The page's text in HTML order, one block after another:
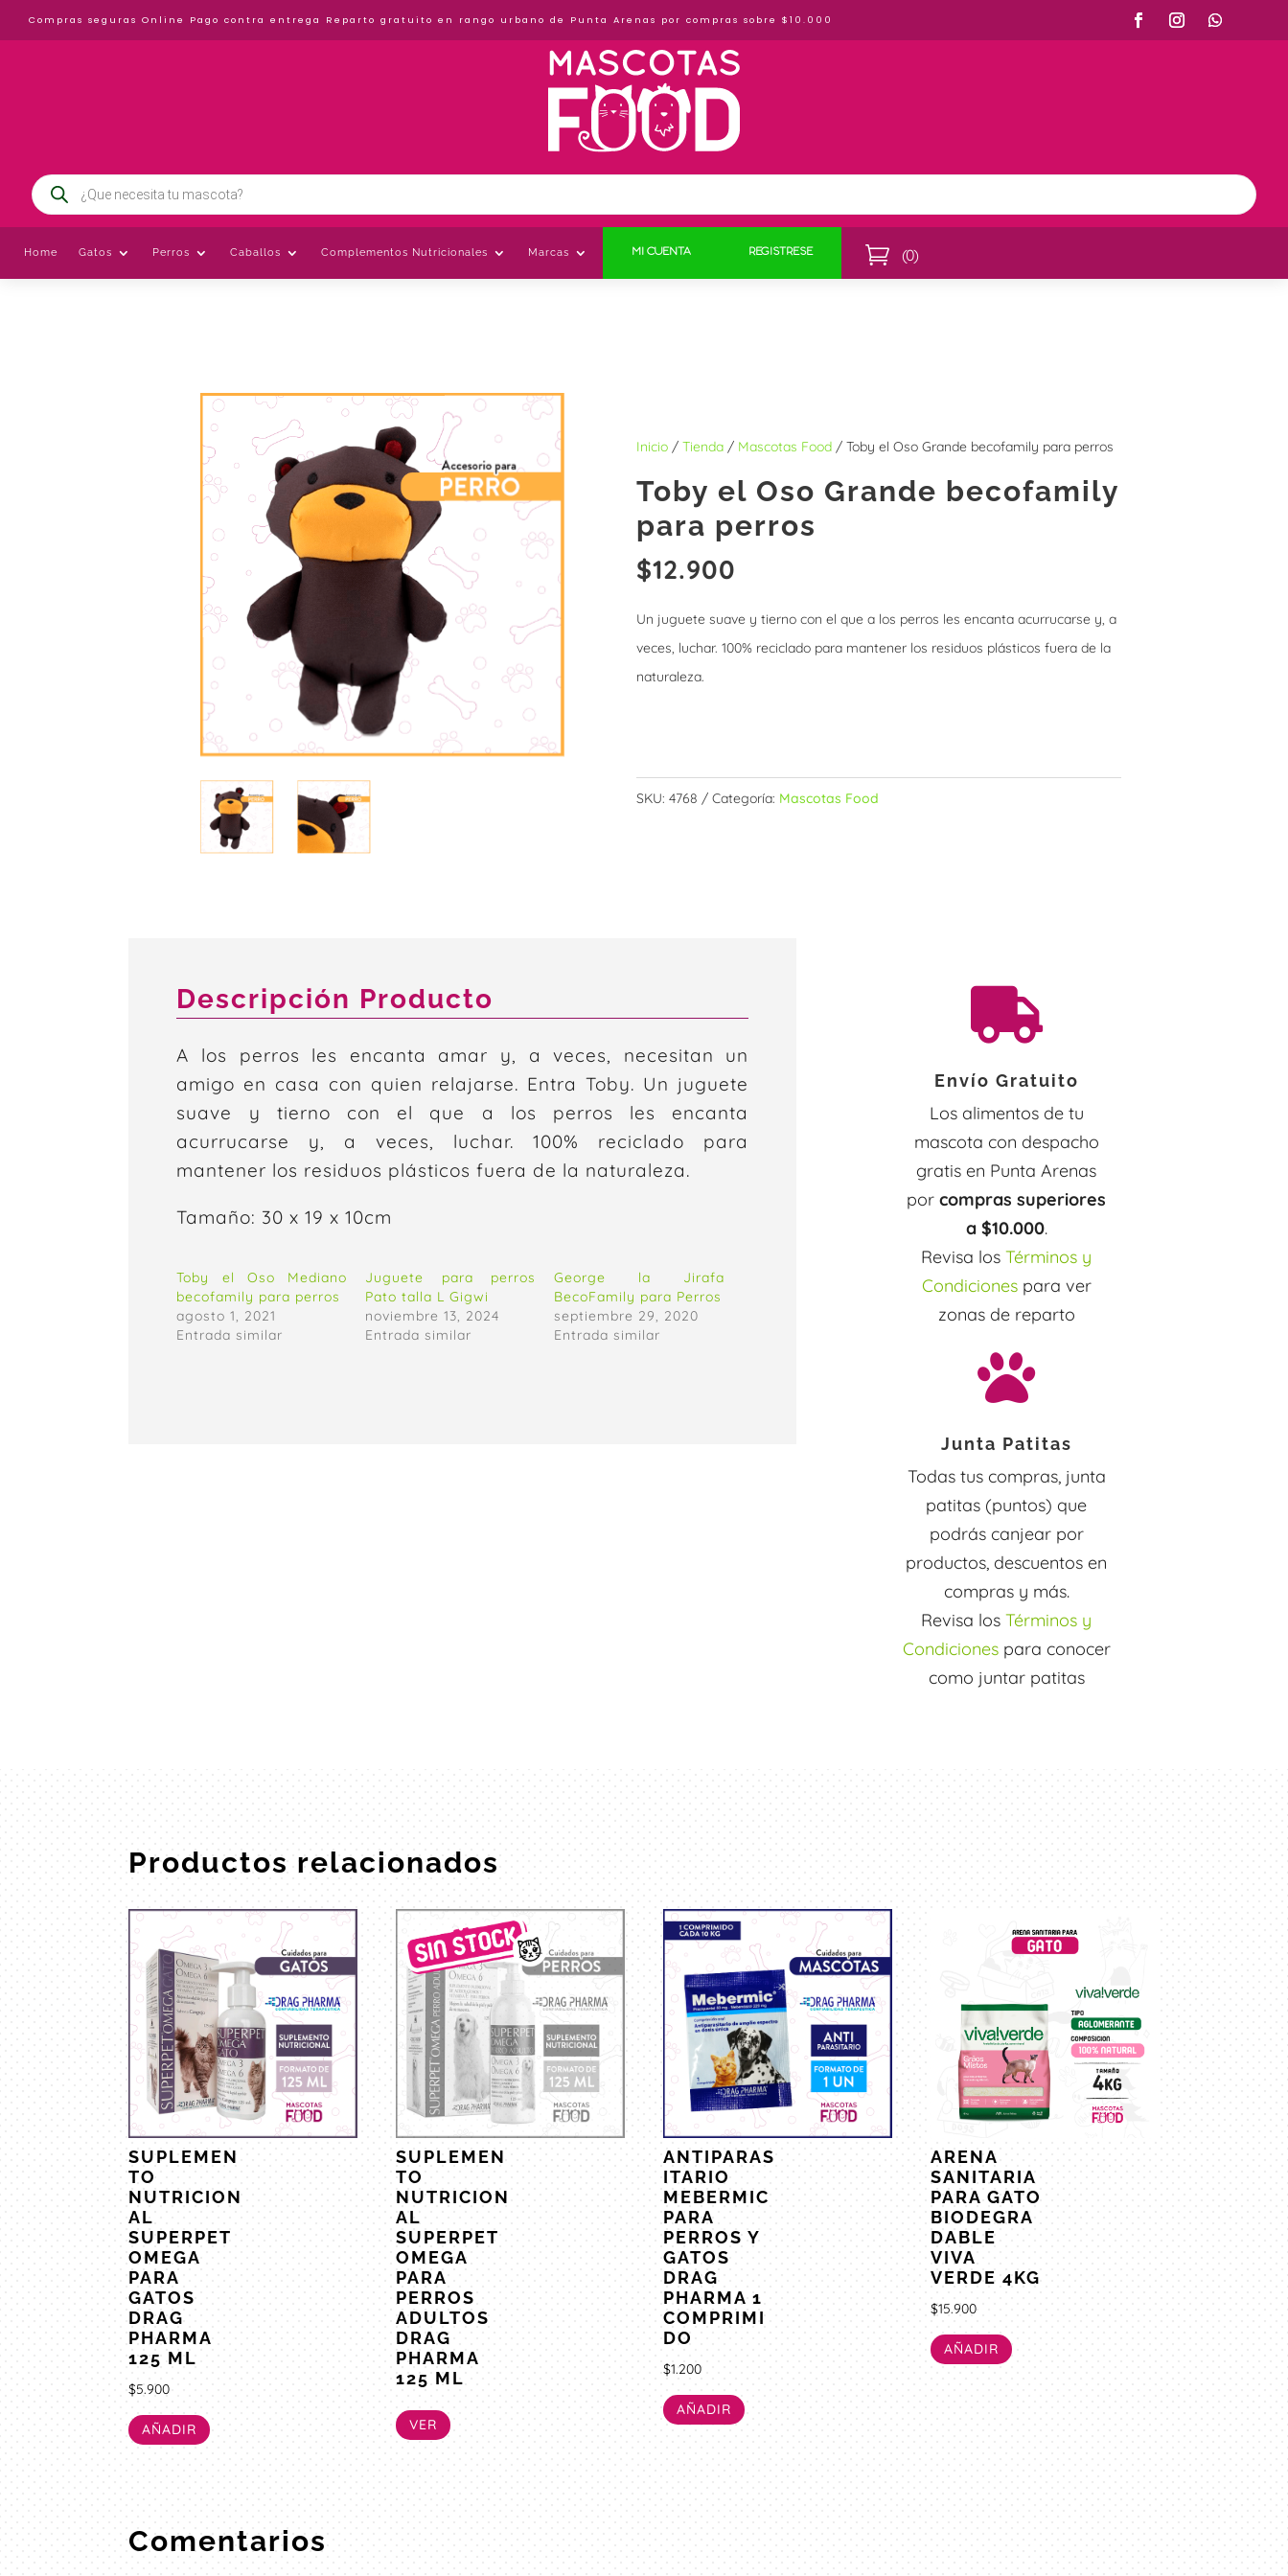
Compras seguras Online Pago contra entrega Reparto gratuito en rango urbano de Punta Arenas por compras sobre $10.000
Búsqueda
de
productos
Home Gatos Perros Caballos Complementos Nutricionales Marcas MI CUENTA REGISTRESE  (0)
Inicio /Tienda / Mascotas Food / Toby el Oso Grande becofamily para perros
Toby el Oso Grande becofamily
para perros
$12.900
Un juguete suave y tierno con el que a los perros les encanta acurrucarse y, a
veces, luchar. 100% reciclado para mantener los residuos plásticos fuera de la
naturaleza.
SKU:4768 Categoría: Mascotas Food
Descripción Producto
A los perros les encanta amar y, a veces, necesitan un
amigo en casa con quien relajarse. Entra Toby. Un juguete
suave y tierno con el que a los perros les encanta
acurrucarse y, a veces, luchar. 100% reciclado para
mantener los residuos plásticos fuera de la naturaleza.
Tamaño: 30 x 19 x 10cm
Toby el Oso Mediano
becofamily para perros
agosto 1, 2021
Entrada similar
Juguete para perros
Pato talla L Gigwi
noviembre 13, 2024
Entrada similar
George la Jirafa
BecoFamily para Perros
septiembre 29, 2020
Entrada similar

Envío Gratuito
Los alimentos de tu
mascota con despacho
gratis en Punta Arenas
porcompras superiores
a $10.000.
Revisa losTérminos y
Condicionespara ver
zonas de reparto

Junta Patitas
Todas tus compras, junta
patitas (puntos) que
podrás canjear por
productos, descuentos en
compras y más.
Revisa losTérminos y
Condicionespara conocer
como juntar patitas
Productos relacionados
SUPLEMEN
TO
NUTRICION
AL
SUPERPET
OMEGA
PARA
GATOS
DRAG
PHARMA
125 ML
$5.900
AÑADIR
SUPLEMEN
TO
NUTRICION
AL
SUPERPET
OMEGA
PARA
PERROS
ADULTOS
DRAG
PHARMA
125 ML
VER
ANTIPARAS
ITARIO
MEBERMIC
PARA
PERROS Y
GATOS
DRAG
PHARMA 1
COMPRIMI
DO
$1.200
AÑADIR
ARENA
SANITARIA
PARA GATO
BIODEGRA
DABLE
VIVA
VERDE 4KG
$15.900
AÑADIR
Comentarios